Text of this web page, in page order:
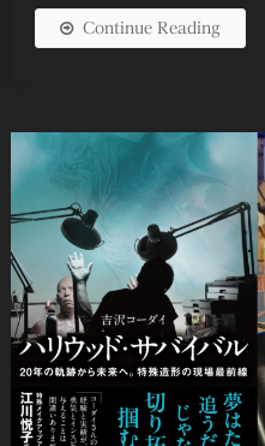
Continue Reading